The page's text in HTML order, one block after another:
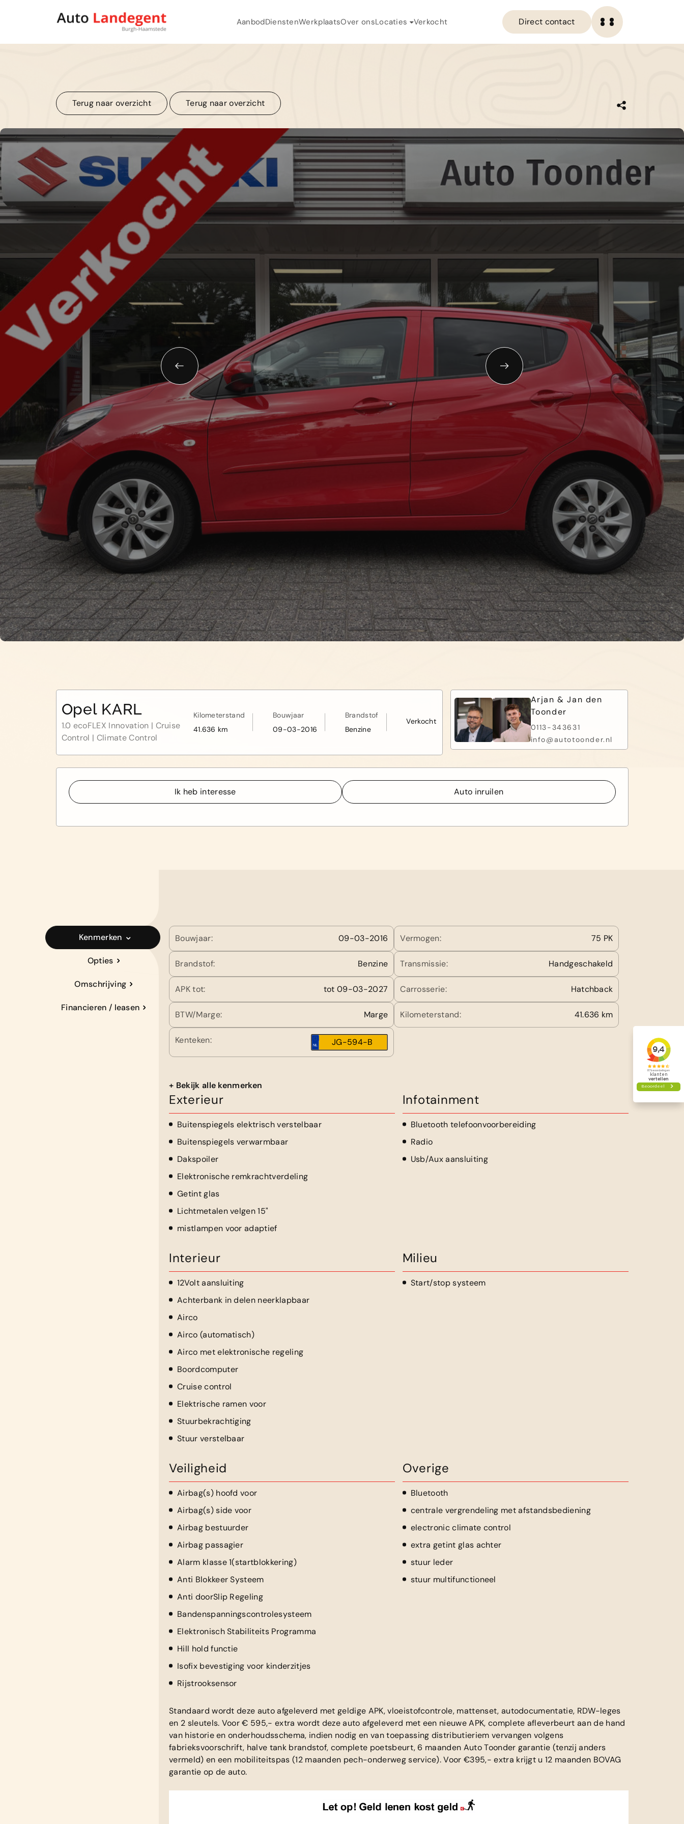
AanbodDienstenWerkplaatsOver onsLocaties Verkocht
Direct contact
HOME
VERKOCHT
CONTACT
Algemeen:info@autolandegent.nl
De Roterij 22 4328 BA Burgh-
Haamstede
Terug naar overzicht
Terug naar overzicht
Opel KARL
1.0 ecoFLEX Innovation | Cruise
Control | Climate Control
Kilometerstand
41.636 km
Bouwjaar
09-03-2016
Brandstof
Benzine
Verkocht
Arjan & Jan den
Toonder
0113-343631
info@autotoonder.nl
Ik heb interesse
Auto inruilen
Kenmerken
Opties
Omschrijving
Financieren / leasen
Bouwjaar: 09-03-2016 Vermogen: 75 PK
Brandstof: Benzine Transmissie: Handgeschakeld
APK tot: tot 09-03-2027 Carrosserie: Hatchback
BTW/Marge: Marge Kilometerstand: 41.636 km
Kenteken: JG-594-B
+ Bekijk alle kenmerken
Exterieur
Buitenspiegels elektrisch verstelbaar
Buitenspiegels verwarmbaar
Dakspoiler
Elektronische remkrachtverdeling
Getint glas
Lichtmetalen velgen 15"
mistlampen voor adaptief
Infotainment
Bluetooth telefoonvoorbereiding
Radio
Usb/Aux aansluiting
Interieur
12Volt aansluiting
Achterbank in delen neerklapbaar
Airco
Airco (automatisch)
Airco met elektronische regeling
Boordcomputer
Cruise control
Elektrische ramen voor
Stuurbekrachtiging
Stuur verstelbaar
Milieu
Start/stop systeem
Veiligheid
Airbag(s) hoofd voor
Airbag(s) side voor
Airbag bestuurder
Airbag passagier
Alarm klasse 1(startblokkering)
Anti Blokkeer Systeem
Anti doorSlip Regeling
Bandenspanningscontrolesysteem
Elektronisch Stabiliteits Programma
Hill hold functie
Isofix bevestiging voor kinderzitjes
Rijstrooksensor
Overige
Bluetooth
centrale vergrendeling met afstandsbediening
electronic climate control
extra getint glas achter
stuur leder
stuur multifunctioneel
Standaard wordt deze auto afgeleverd met geldige APK, vloeistofcontrole, mattenset, autodocumentatie, RDW-leges
en 2 sleutels. Voor € 595,- extra wordt deze auto afgeleverd met een nieuwe APK, complete afleverbeurt aan de hand
van historie en onderhoudsschema, indien nodig en van toepassing distributieriem vervangen volgens
fabrieksvoorschrift, halve tank brandstof, complete poetsbeurt, 6 maanden Auto Toonder garantie (tenzij anders
vermeld) en een mobiliteitspas (12 maanden pech-onderweg service). Voor €395,- extra krijgt u 12 maanden BOVAG
garantie op de auto.